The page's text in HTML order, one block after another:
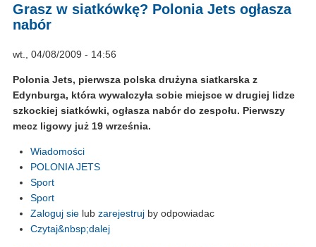
Grasz w siatkówkę? Polonia Jets ogłasza
nabór
wt., 04/08/2009 - 14:56
Polonia Jets, pierwsza polska drużyna siatkarska z
Edynburga, która wywalczyła sobie miejsce w drugiej lidze
szkockiej siatkówki, ogłasza nabór do zespołu. Pierwszy
mecz ligowy już 19 września.
Wiadomości
POLONIA JETS
Sport
Sport
Zaloguj sie lub zarejestruj by odpowiadac
Czytaj&nbsp;dalej